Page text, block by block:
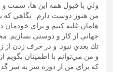
ولي با قبول همه اين ها، سمت و
من هنوز دوست دارم. نگاهي كه
هامان غلبه كنيم و براي
جهاني از كار و دوستي بسازيم.
تك بعدي نبود. و در حرف زدن
و من مي‌توانم با اطمينان بگويم
كه براي من از دوره سر به سر